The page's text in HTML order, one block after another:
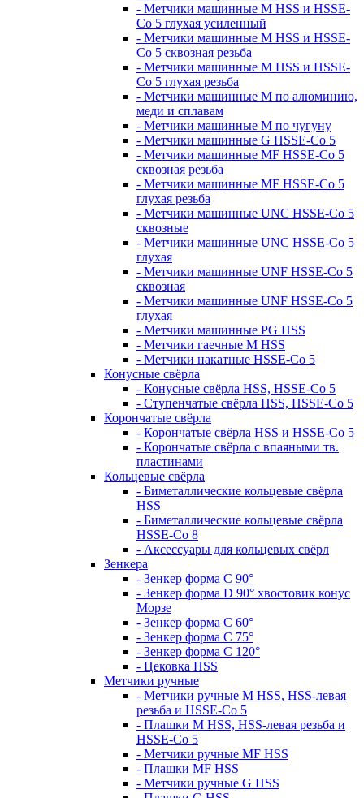
- Метчики машинные M HSS и HSSE-
Co 5 глухая усиленный
- Метчики машинные M HSS и HSSE-
Co 5 сквозная резьба
- Метчики машинные M HSS и HSSE-
Co 5 глухая резьба
- Метчики машинные M по алюминию,
меди и сплавам
- Метчики машинные M по чугуну
- Метчики машинные G HSSE-Co 5
- Метчики машинные MF HSSE-Co 5
сквозная резьба
- Метчики машинные MF HSSE-Co 5
глухая резьба
- Метчики машинные UNC HSSE-Co 5
сквозные
- Метчики машинные UNC HSSE-Co 5
глухая
- Метчики машинные UNF HSSE-Co 5
сквозная
- Метчики машинные UNF HSSE-Co 5
глухая
- Метчики машинные PG HSS
- Метчики гаечные M HSS
- Метчики накатные HSSE-Co 5
Конусные свёрла
- Конусные свёрла HSS, HSSE-Co 5
- Ступенчатые свёрла HSS, HSSE-Co 5
Корончатые свёрла
- Корончатые свёрла HSS и HSSE-Co 5
- Корончатые свёрла с впаяными тв.
пластинами
Кольцевые свёрла
- Биметаллические кольцевые свёрла
HSS
- Биметаллические кольцевые свёрла
HSSE-Co 8
- Аксессуары для кольцевых свёрл
Зенкера
- Зенкер форма С 90°
- Зенкер форма D 90° хвостовик конус
Морзе
- Зенкер форма С 60°
- Зенкер форма С 75°
- Зенкер форма С 120°
- Цековка HSS
Метчики ручные
- Метчики ручные M HSS, HSS-левая
резьба и HSSE-Co 5
- Плашки M HSS, HSS-левая резьба и
HSSE-Co 5
- Метчики ручные MF HSS
- Плашки MF HSS
- Метчики ручные G HSS